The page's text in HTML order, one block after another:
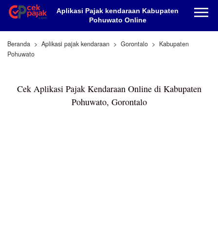
Aplikasi Pajak kendaraan Kabupaten
Pohuwato Online
Beranda Aplikasi pajak kendaraan Gorontalo
Kabupaten
Pohuwato
Cek Aplikasi Pajak Kendaraan Online di Kabupaten
Pohuwato, Gorontalo